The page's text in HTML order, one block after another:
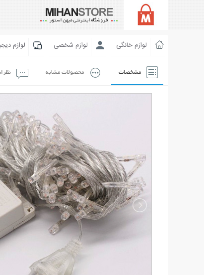
لوازم خانگی لوازم شخصی لوازم
مشخصات محصولات مشابه